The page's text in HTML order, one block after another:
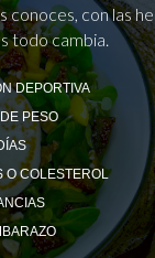
conoces, con las
todo cambia.
DEPORTIVA
PESO
O COLESTEROL